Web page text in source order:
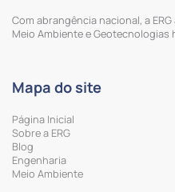
Com abrangência nacional, a
Meio Ambiente e Geotecnologias
Mapa do site
Página Inicial
Sobre a ERG
Blog
Engenharia
Meio Ambiente